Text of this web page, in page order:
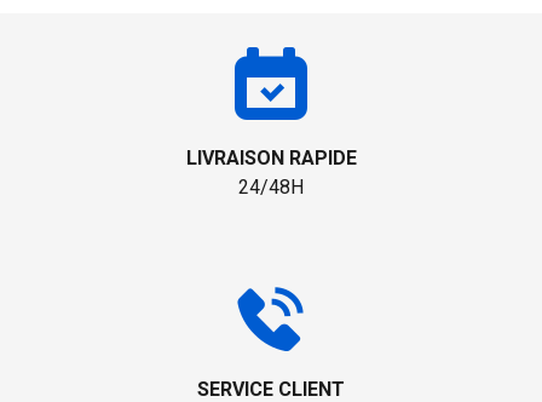
LIVRAISON RAPIDE
24/48H
SERVICE CLIENT